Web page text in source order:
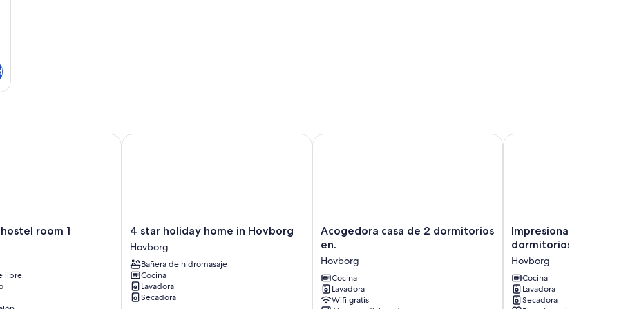
room 1
libre
room 1
4
star
holiday
home
in
Hovborg
Hovborg
4 star holiday home in Hovborg
Hovborg
Bañera de hidromasaje
Cocina
Lavadora
Secadora
4 star holiday home in Hovborg
Acogedora
casa
2
dormitorios
en.
Hovborg
Acogedora casa de 2 dormitorios
en.
Hovborg
Cocina
Lavadora
Wifi gratis
Acogedora casa de 2 dormitorios en.
Impresionante
casa
3
dormitorios
en
Hovborg
Impresionante casa
dormitorios en
Hovborg
Cocina
Lavadora
Secadora
Impresionante casa